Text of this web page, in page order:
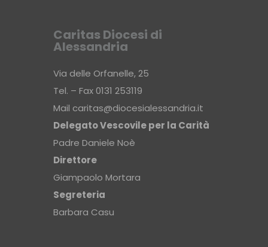
Caritas Diocesi di
Alessandria
Via delle Orfanelle, 25
Tel. – Fax 0131 253119
Mail caritas@diocesialessandria.it
Delegato Vescovile per la Carità
Padre Daniele Noè
Direttore
Giampaolo Mortara
Segreteria
Barbara Casu